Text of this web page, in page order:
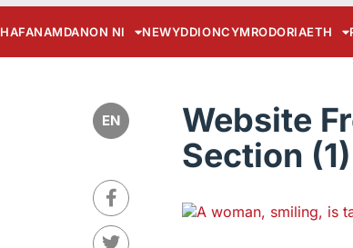
HAFANAMDANON NI NEWYDDIONCYMRODORIAETH
EN
Website
Section (1)